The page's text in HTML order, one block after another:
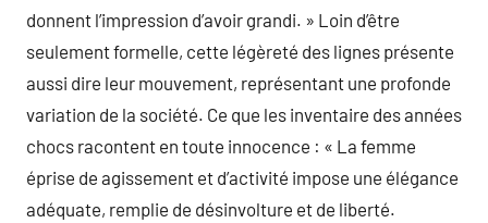
donnent l’impression d’avoir grandi. » Loin d’être
seulement formelle, cette légèreté des lignes présente
aussi dire leur mouvement, représentant une profonde
variation de la société. Ce que les inventaire des années
chocs racontent en toute innocence : « La femme
éprise de agissement et d’activité impose une élégance
adéquate, remplie de désinvolture et de liberté.